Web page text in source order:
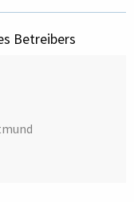
Betreibers